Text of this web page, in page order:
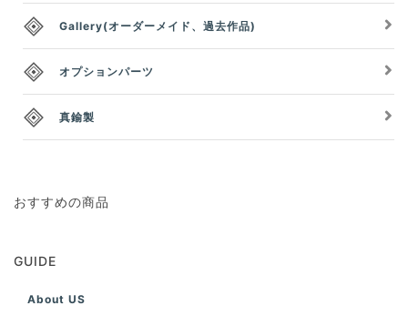
Gallery(オーダーメイド、過去作品)
オプションパーツ
真鍮製
おすすめの商品
GUIDE
About US